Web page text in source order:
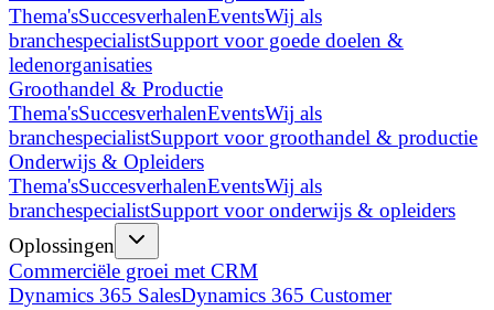
Thema'sSuccesverhalenEventsWij als
branchespecialistSupport voor goede doelen &
ledenorganisaties
Groothandel & Productie
Thema'sSuccesverhalenEventsWij als
branchespecialistSupport voor groothandel & productie
Onderwijs & Opleiders
Thema'sSuccesverhalenEventsWij als
branchespecialistSupport voor onderwijs & opleiders
Oplossingen
Commerciële groei met CRM
Dynamics 365 SalesDynamics 365 Customer